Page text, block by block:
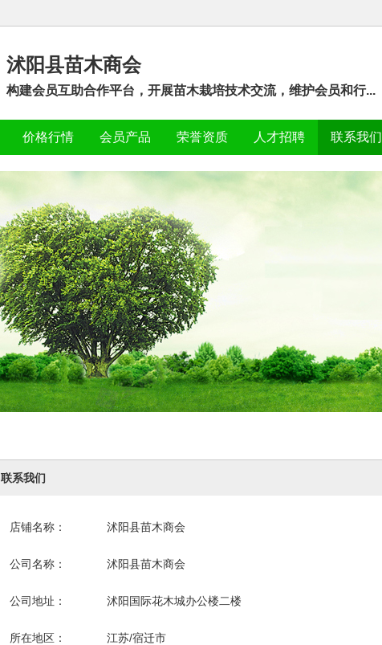
沭阳县苗木商会
构建会员互助合作平台，开展苗木栽培技术交流，维护会员和行...
价格行情 会员产品 荣誉资质 人才招聘 联系我们
联系我们
店铺名称： 沭阳县苗木商会
公司名称： 沭阳县苗木商会
公司地址： 沭阳国际花木城办公楼二楼
所在地区： 江苏/宿迁市